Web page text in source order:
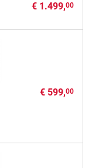
€ 1.499,00
€ 599,00